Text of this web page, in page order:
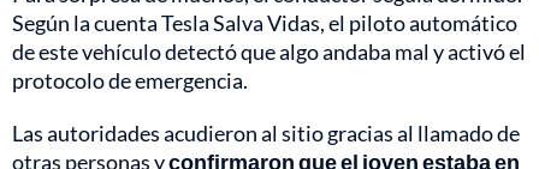
Según la cuenta Tesla Salva Vidas, el piloto automático
de este vehículo detectó que algo andaba mal y activó el
protocolo de emergencia.
Las autoridades acudieron al sitio gracias al llamado de
otras personas yconfirmaron que el joven estaba en